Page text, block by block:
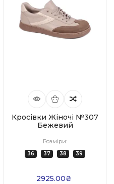
Кросівки Жіночі №307
Бежевий
Розміри:
36 37 38 39
2925.00₴